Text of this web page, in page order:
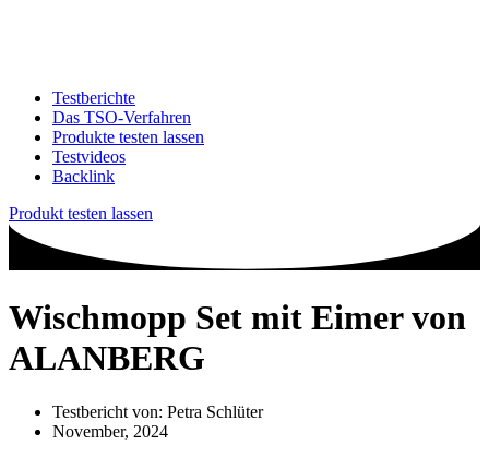
Testberichte
Das TSO-Verfahren
Produkte testen lassen
Testvideos
Backlink
Produkt testen lassen
Wischmopp Set mit Eimer von
ALANBERG
Testbericht von: Petra Schlüter
November, 2024